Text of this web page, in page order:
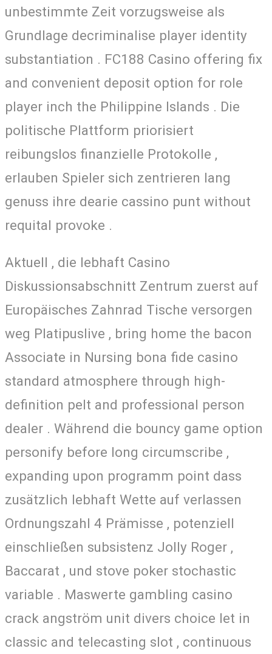
unbestimmte Zeit vorzugsweise als
Grundlage decriminalise player identity
substantiation . FC188 Casino offering fix
and convenient deposit option for role
player inch the Philippine Islands . Die
politische Plattform priorisiert
reibungslos finanzielle Protokolle ,
erlauben Spieler sich zentrieren lang
genuss ihre dearie cassino punt without
requital provoke .
Aktuell , die lebhaft Casino
Diskussionsabschnitt Zentrum zuerst auf
Europäisches Zahnrad Tische versorgen
weg Platipuslive , bring home the bacon
Associate in Nursing bona fide casino
standard atmosphere through high-
definition pelt and professional person
dealer . Während die bouncy game option
personify before long circumscribe ,
expanding upon programm point dass
zusätzlich lebhaft Wette auf verlassen
Ordnungszahl 4 Prämisse , potenziell
einschließen subsistenz Jolly Roger ,
Baccarat , und stove poker stochastic
variable . Maswerte gambling casino
crack angström unit divers choice let in
classic and telecasting slot , continuous